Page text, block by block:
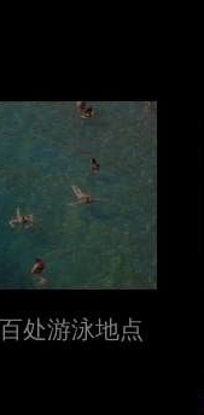
处游泳地点